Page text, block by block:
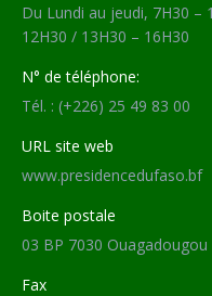
Du Lundi au jeudi, 7H30 –
12H30 / 13H30 – 16H30
N° de téléphone:
Tél. : (+226) 25 49 83 00
URL site web
www.presidencedufaso.bf
Boite postale
03 BP 7030 Ouagadougou
Fax